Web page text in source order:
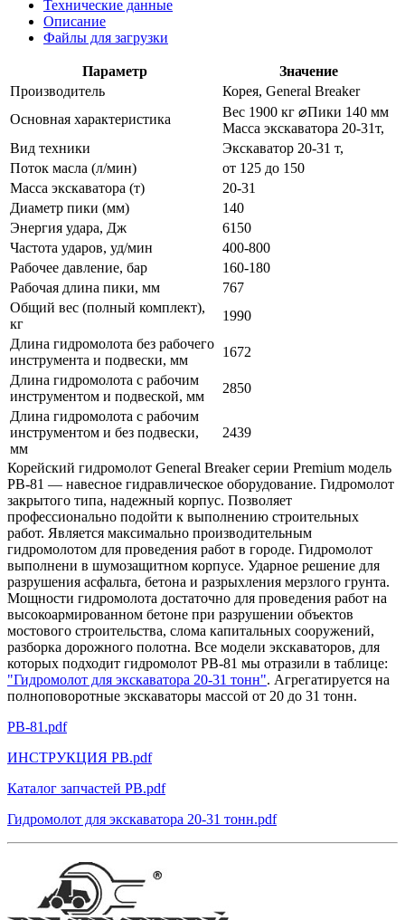
Технические данные
Описание
Файлы для загрузки
Параметр
Значение
Производитель
Корея, General Breaker
Основная характеристика
Вес 1900 кг ⌀Пики 140 мм
Масса экскаватора 20-31т,
Вид техники
Экскаватор 20-31 т,
Поток масла (л/мин)
от 125 до 150
Масса экскаватора (т)
20-31
Диаметр пики (мм)
140
Энергия удара, Дж
6150
Частота ударов, уд/мин
400-800
Рабочее давление, бар
160-180
Рабочая длина пики, мм
767
Общий вес (полный комплект),
кг
1990
Длина гидромолота без рабочего
инструмента и подвески, мм
1672
Длина гидромолота c рабочим
инструментом и подвеской, мм
2850
Длина гидромолота с рабочим
инструментом и без подвески,
мм
2439
Корейский гидромолот General Breaker серии Premium модель
РВ-81 — навесное гидравлическое оборудование. Гидромолот
закрытого типа, надежный корпус. Позволяет
профессионально подойти к выполнению строительных
работ. Является максимально производительным
гидромолотом для проведения работ в городе. Гидромолот
выполнени в шумозащитном корпусе. Ударное решение для
разрушения асфальта, бетона и разрыхления мерзлого грунта.
Мощности гидромолота достаточно для проведения работ на
высокоармированном бетоне при разрушении объектов
мостового строительства, слома капитальных сооружений,
разборка дорожного полотна. Все модели экскаваторов, для
которых подходит гидромолот РВ-81 мы отразили в таблице:
"Гидромолот для экскаватора 20-31 тонн". Агрегатируется на
полноповоротные экскаваторы массой от 20 до 31 тонн.
PB-81.pdf
ИНСТРУКЦИЯ РВ.pdf
Каталог запчастей РВ.pdf
Гидромолот для экскаватора 20-31 тонн.pdf